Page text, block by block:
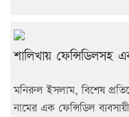
শালিখায় ফেন্সিডিলসহ
মনিরুল ইসলাম, বিশেষ
নামের এক ফেন্সিডিল